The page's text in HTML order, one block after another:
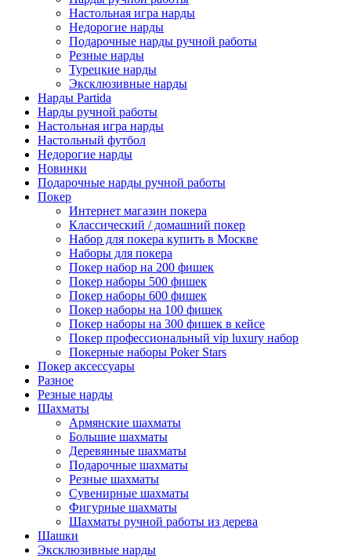
Настольная игра нарды
Недорогие нарды
Подарочные нарды ручной работы
Резные нарды
Турецкие нарды
Эксклюзивные нарды
Нарды Partida
Нарды ручной работы
Настольная игра нарды
Настольный футбол
Недорогие нарды
Новинки
Подарочные нарды ручной работы
Покер
Интернет магазин покера
Классический / домашний покер
Набор для покера купить в Москве
Наборы для покера
Покер набор на 200 фишек
Покер наборы 500 фишек
Покер наборы 600 фишек
Покер наборы на 100 фишек
Покер наборы на 300 фишек в кейсе
Покер профессиональный vip luxury набор
Покерные наборы Poker Stars
Покер аксессуары
Разное
Резные нарды
Шахматы
Армянские шахматы
Большие шахматы
Деревянные шахматы
Подарочные шахматы
Резные шахматы
Сувенирные шахматы
Фигурные шахматы
Шахматы ручной работы из дерева
Шашки
Эксклюзивные нарды